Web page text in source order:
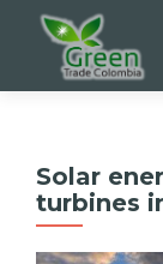
Solar
turbines